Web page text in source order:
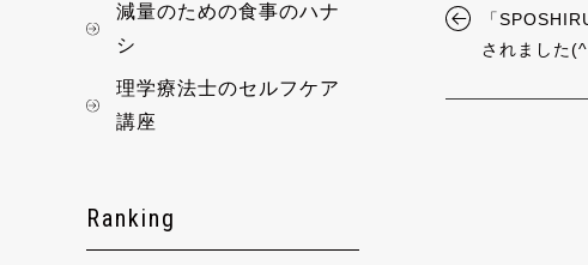
「
されました
減量のための食事のハナ
シ
理学療法士のセルフケア
講座
Ranking